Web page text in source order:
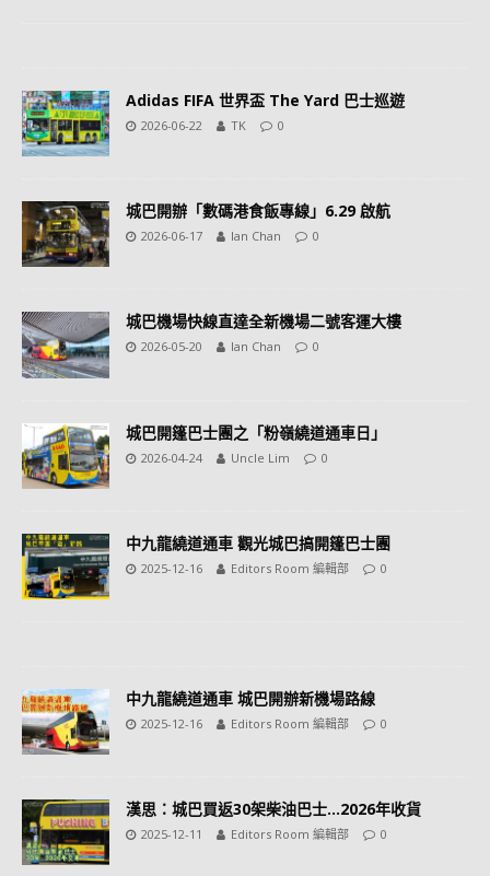
Adidas FIFA 世界盃 The Yard 巴士巡遊
2026-06-22 TK 0
城巴開辦「數碼港食飯專線」6.29 啟航
2026-06-17 Ian Chan 0
城巴機場快線直達全新機場二號客運大樓
2026-05-20 Ian Chan 0
城巴開篷巴士團之「粉嶺繞道通車日」
2026-04-24 Uncle Lim 0
中九龍繞道通車 觀光城巴搞開篷巴士團
2025-12-16 Editors Room 編輯部 0
中九龍繞道通車 城巴開辦新機場路線
2025-12-16 Editors Room 編輯部 0
漢思：城巴買返30架柴油巴士…2026年收貨
2025-12-11 Editors Room 編輯部 0